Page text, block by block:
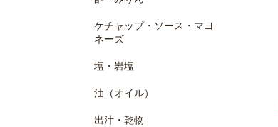
ケチャップ・ソース・マヨ
ネーズ
塩・岩塩
油（オイル）
出汁・乾物